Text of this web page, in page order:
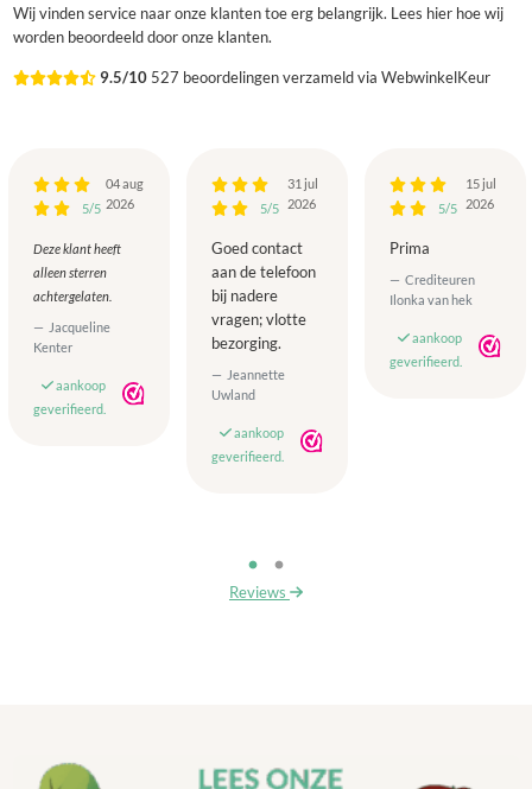
Wij vinden service naar onze klanten toe erg belangrijk. Lees hier hoe wij
worden beoordeeld door onze klanten.
9.5/10 527 beoordelingen verzameld via WebwinkelKeur
5/5
04 aug
2026
Deze klant heeft
alleen sterren
achtergelaten.
Jacqueline
Kenter
aankoop
geverifieerd.
5/5
31 jul
2026
Goed contact
aan de telefoon
bij nadere
vragen; vlotte
bezorging.
Jeannette
Uwland
aankoop
geverifieerd.
5/5
15 jul
2026
Prima
Crediteuren
Ilonka van hek
aankoop
geverifieerd.
Reviews